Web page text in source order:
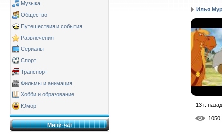
Музыка
Общество
Путешествия и события
Развлечения
Сериалы
Спорт
Транспорт
Фильмы и анимация
Хобби и образование
Юмор
Мини-чат
Илья
13 г. назад
1050